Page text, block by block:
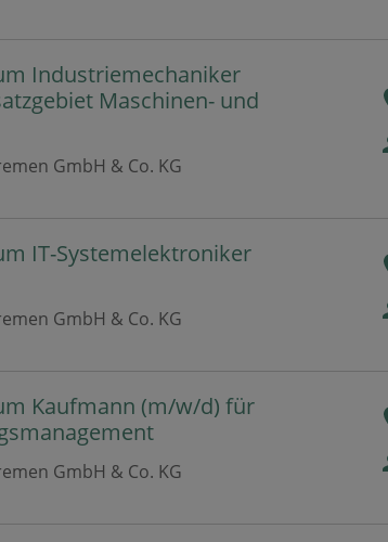
Industriemechaniker
Maschinen- und
GmbH & Co. KG
IT-Systemelektroniker
GmbH & Co. KG
Kaufmann (m/w/d) für
GmbH & Co. KG